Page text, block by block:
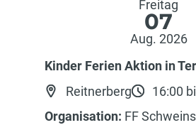
Freitag
07
Aug. 2026
Kinder Ferien Aktion in
Reitnerberg
16:00
Organisation: FF